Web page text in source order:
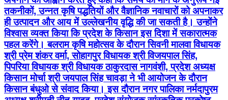
तकनीकों, उन्नत कृषि पद्धतियों और वैज्ञानिक नवाचारों को अपनाकर
ही उत्पादन और आय में उल्लेखनीय वृद्धि की जा सकती है। उन्होंने
विश्वास व्यक्त किया कि प्रदेश के किसान इस दिशा में सकारात्मक
पहल करेंगे। बलराम कृषि महोत्सव के दौरान सिवनी मालवा विधायक
श्री प्रेम शंकर वर्मा, सोहागपुर विधायक श्री विजयपाल सिंह,
पिपरिया विधायक श्री विधायक ठाकुरदास नागवंशी, प्रदेश अध्यक्ष
किसान मोर्चा श्री जयपाल सिंह चावड़ा ने भी आयोजन के दौरान
किसान बंधुओ से संवाद किया। इस दौरान नगर पालिका नर्मदापुरम